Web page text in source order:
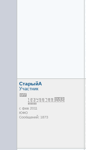
СтарыйА
Участник
с фев 2011
ЮФО
Сообщений: 1873